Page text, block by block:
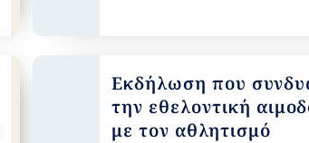
Εκδήλωση που
την εθελοντική
με τον αθλητισμό